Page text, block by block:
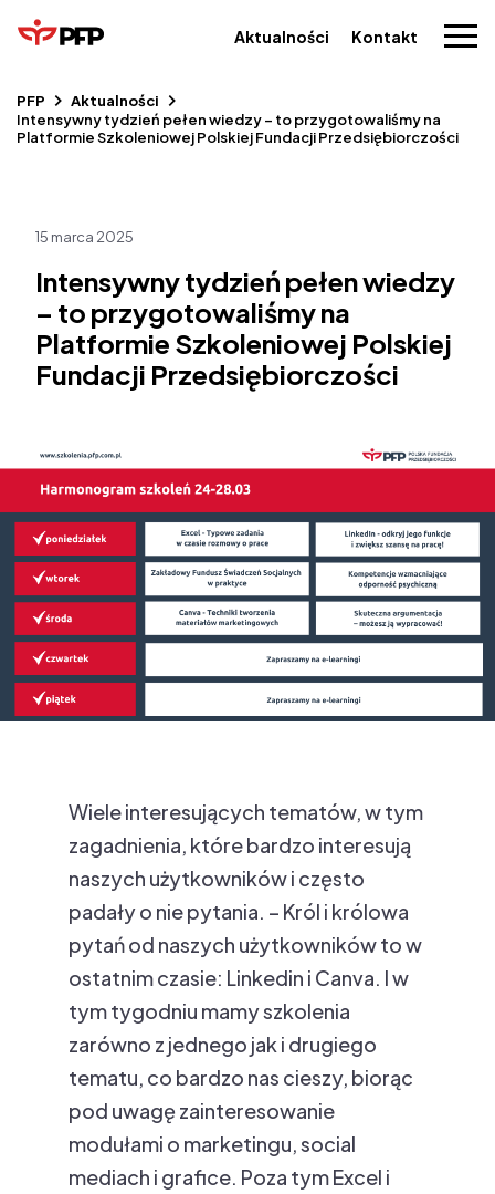
Aktualności Kontakt
PFP
Aktualności
Intensywny tydzień pełen wiedzy – to przygotowaliśmy na
Platformie Szkoleniowej Polskiej Fundacji Przedsiębiorczości
15 marca 2025
Intensywny tydzień pełen wiedzy
– to przygotowaliśmy na
Platformie Szkoleniowej Polskiej
Fundacji Przedsiębiorczości
Wiele interesujących tematów, w tym
zagadnienia, które bardzo interesują
naszych użytkowników i często
padały o nie pytania. – Król i królowa
pytań od naszych użytkowników to w
ostatnim czasie: Linkedin i Canva. I w
tym tygodniu mamy szkolenia
zarówno z jednego jak i drugiego
tematu, co bardzo nas cieszy, biorąc
pod uwagę zainteresowanie
modułami o marketingu, social
mediach i grafice. Poza tym Excel i